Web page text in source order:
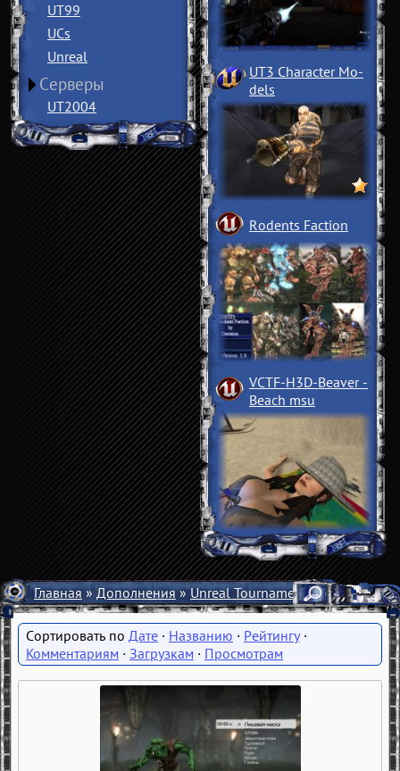
UT99
UCs
Unreal
Серверы
UT2004
UT3 Character Mo­
dels
Rodents Faction
VCTF-H3D-Beaver ­
Beach msu
Главная»Дополнения»Unreal Tournament 3»
Дате · Названию · Рейтингу·
Комментариям · Загрузкам · Просмотрам